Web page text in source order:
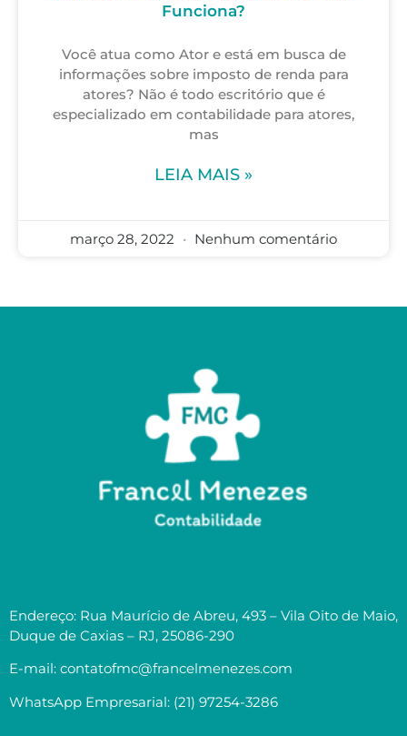
Funciona?
Você atua como Ator e está em busca de
informações sobre imposto de renda para
atores? Não é todo escritório que é
especializado em contabilidade para atores,
mas
LEIA MAIS »
março 28, 2022 Nenhum comentário
Endereço: Rua Maurício de Abreu, 493 – Vila Oito de Maio,
Duque de Caxias – RJ, 25086-290
E-mail: contatofmc@francelmenezes.com
WhatsApp Empresarial: (21) 97254-3286